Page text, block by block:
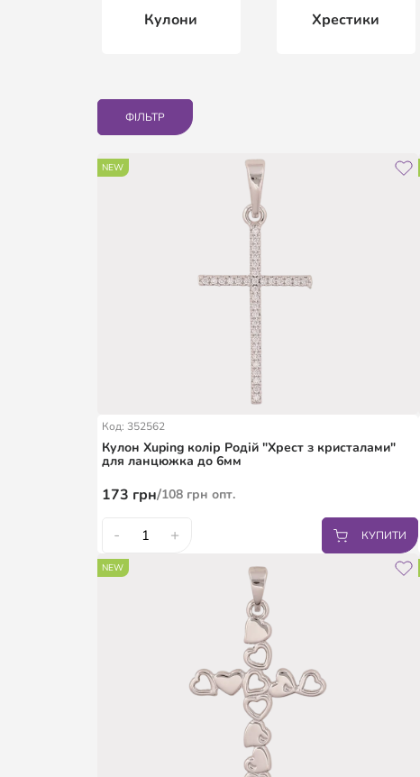
Кулони Хрестики
ФІЛЬТР
NEW
Код: 352562
Кулон Xuping колір Родій "Хрест з кристалами"
для ланцюжка до 6мм
173 грн/108грн опт.
- + КУПИТИ
NEW